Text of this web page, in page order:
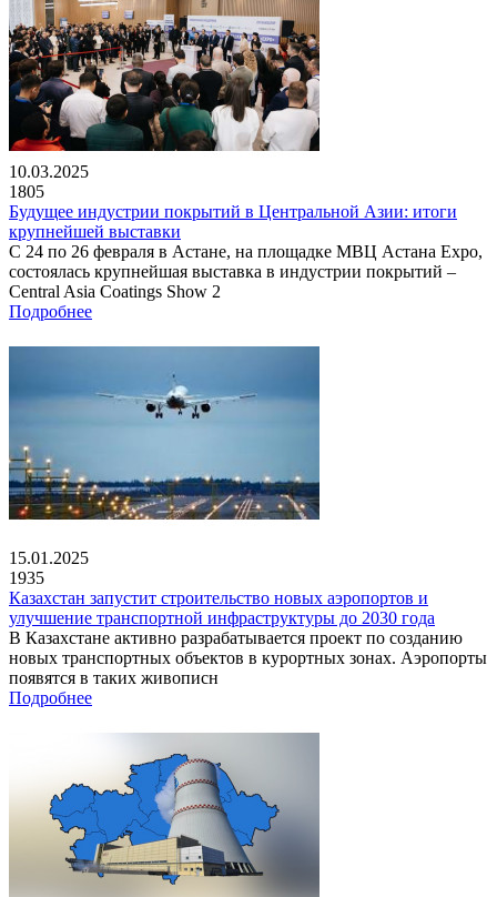
10.03.2025
1805
Будущее индустрии покрытий в Центральной Азии: итоги
крупнейшей выставки
С 24 по 26 февраля в Астане, на площадке МВЦ Астана Expo,
состоялась крупнейшая выставка в индустрии покрытий –
Central Asia Coatings Show 2
Подробнее
15.01.2025
1935
Казахстан запустит строительство новых аэропортов и
улучшение транспортной инфраструктуры до 2030 года
В Казахстане активно разрабатывается проект по созданию
новых транспортных объектов в курортных зонах. Аэропорты
появятся в таких живописн
Подробнее